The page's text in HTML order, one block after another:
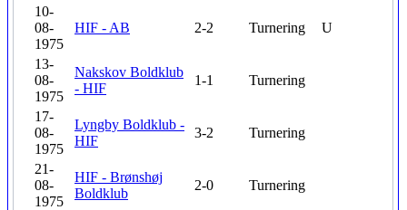
10-
08-
1975
HIF - AB 2-2 Turnering U
13-
08-
1975
Nakskov Boldklub
- HIF
1-1 Turnering
17-
08-
1975
Lyngby Boldklub -
HIF
3-2 Turnering
21-
08-
1975
HIF - Brønshøj
Boldklub
2-0 Turnering